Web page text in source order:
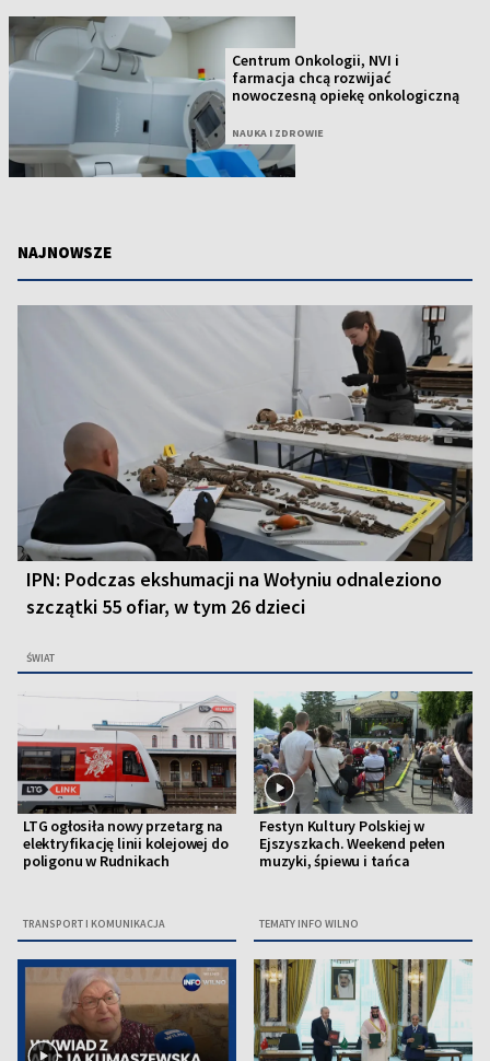
Centrum Onkologii, NVI i
farmacja chcą rozwijać
nowoczesną opiekę onkologiczną
NAUKA I ZDROWIE
NAJNOWSZE
IPN: Podczas ekshumacji na Wołyniu odnaleziono
szczątki 55 ofiar, w tym 26 dzieci
ŚWIAT
LTG ogłosiła nowy przetarg na
elektryfikację linii kolejowej do
poligonu w Rudnikach
TRANSPORT I KOMUNIKACJA
Festyn Kultury Polskiej w
Ejszyszkach. Weekend pełen
muzyki, śpiewu i tańca
TEMATY INFO WILNO